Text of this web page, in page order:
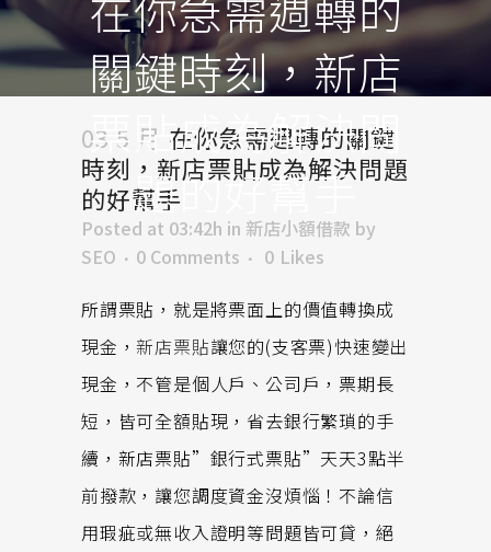
關鍵時刻，新店
票貼成為解決問
題的好幫手
03 5 月 在你急需週轉的關鍵
時刻，新店票貼成為解決問題
的好幫手
Posted at 03:42h in 新店小額借款 by
SEO
0 Comments 0 Likes
所謂票貼，就是將票面上的價值轉換成
現金，新店票貼讓您的(支客票)快速變出
現金，不管是個人戶、公司戶，票期長
短，皆可全額貼現，省去銀行繁瑣的手
續，新店票貼”銀行式票貼”天天3點半
前撥款，讓您調度資金沒煩惱！不論信
用瑕疵或無收入證明等問題皆可貸，絕